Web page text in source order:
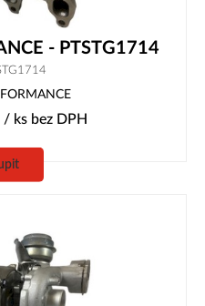
- PTSTG1714
/ ks bez DPH